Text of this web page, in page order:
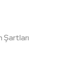
Şartları